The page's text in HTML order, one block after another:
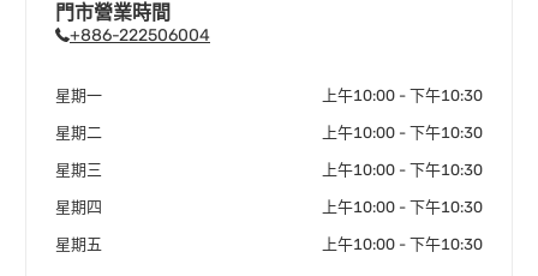
門市營業時間
+886-222506004
星期一 上午10:00 - 下午10:30
星期二 上午10:00 - 下午10:30
星期三 上午10:00 - 下午10:30
星期四 上午10:00 - 下午10:30
星期五 上午10:00 - 下午10:30